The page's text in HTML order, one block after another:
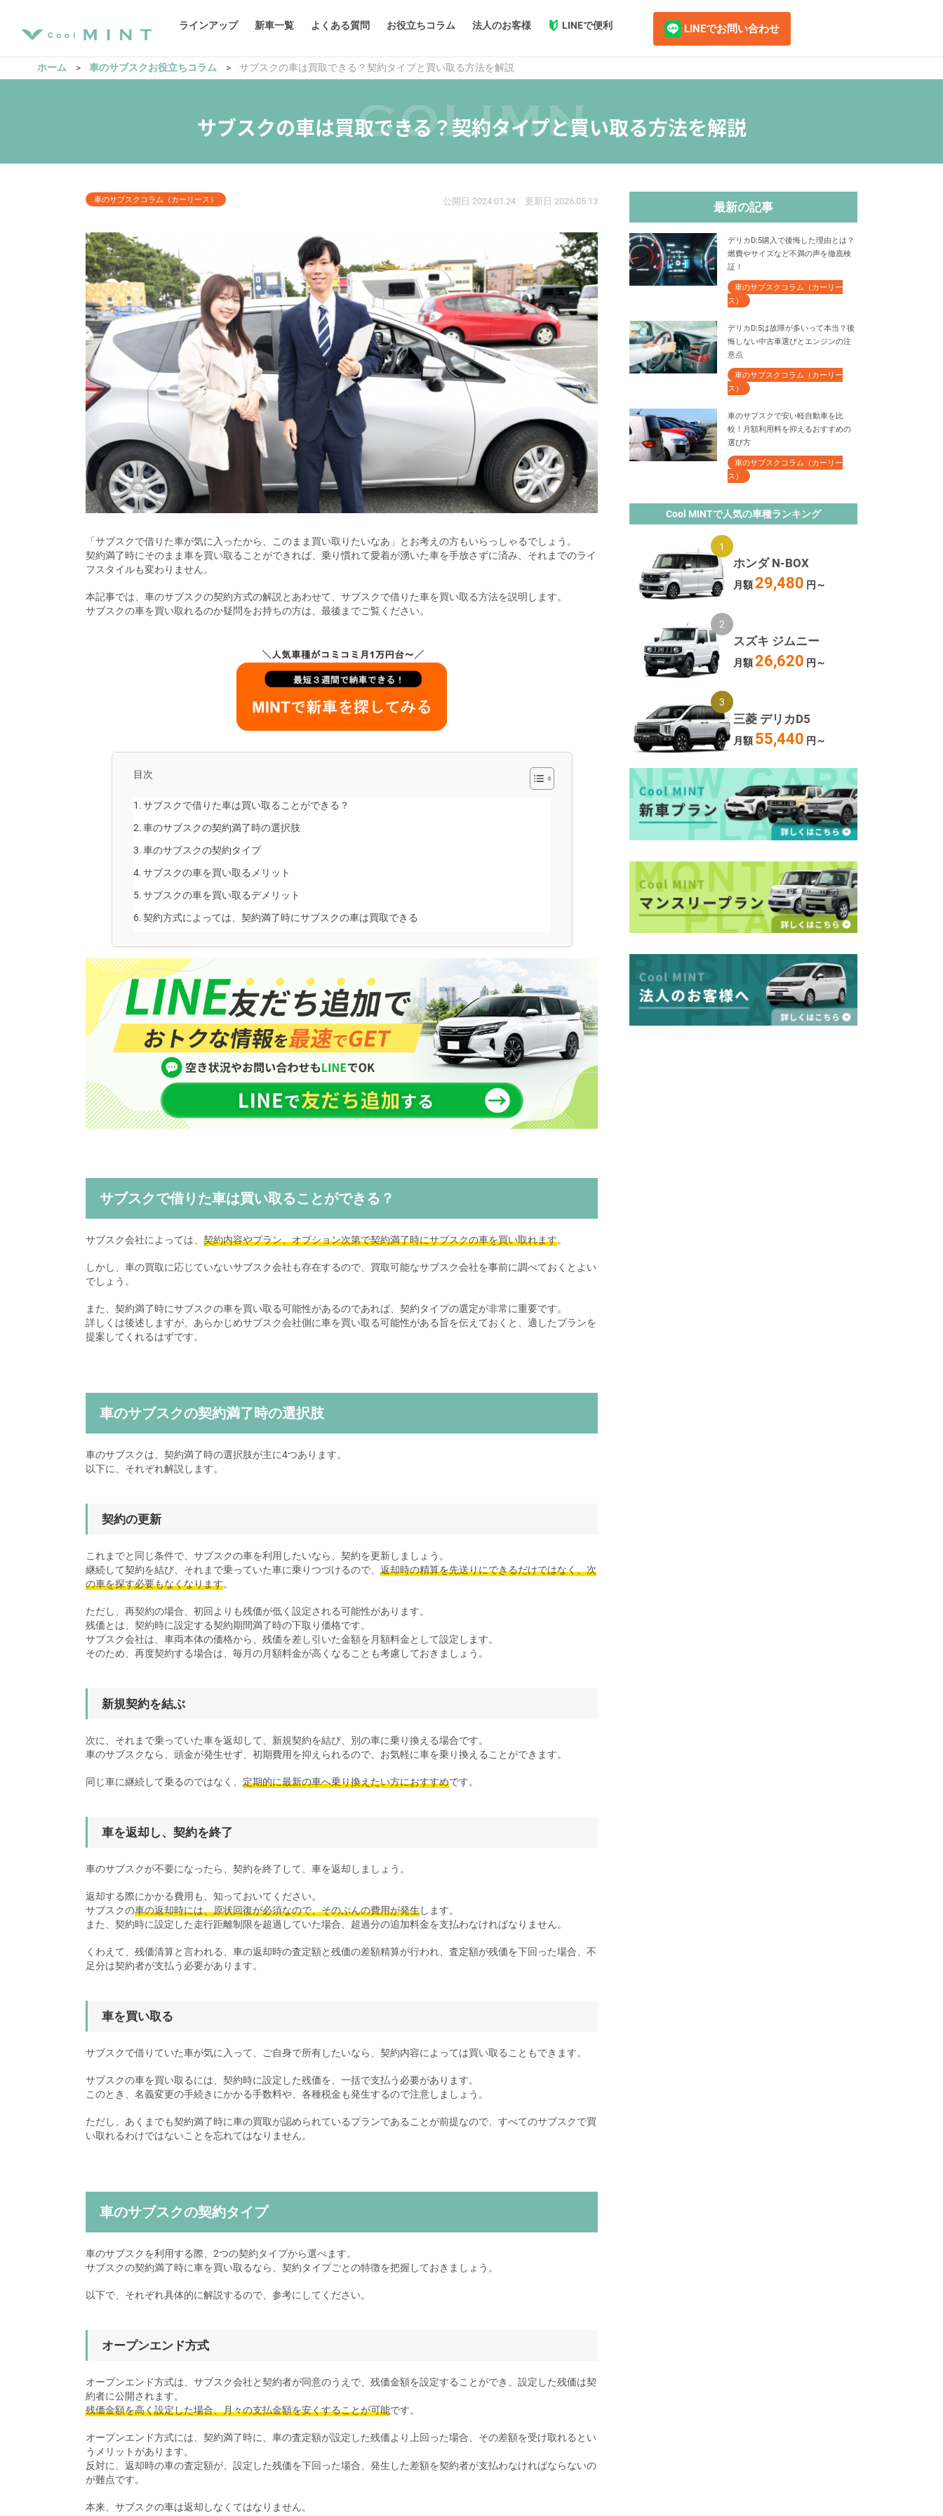
ラインアップ
どこよりもお得に新車に乗れる！
ボーナスなし、残価精算なしの完全定額
プラン詳細を見る
期間を決めずに最短１ヶ月〜今すぐ乗れる！
保険料もコミコミで、いつでも解約可能
プラン詳細を見る ラインアップを見る
新車一覧
タフト フリード ライズ nbox
ヴェゼル ジムニー ハスラー クロスビー
軽自動車 ダイハツ マツダ スズキ
よくある質問 お役立ちコラム 法人のお客様 LINEで便利 LINEでお問い合わせ
ホーム 車のサブスクお役立ちコラム サブスクの車は買取できる？契約タイプと買い取る方法を解説
サブスクの車は買取できる？契約タイプと買い取る方法を解説
車のサブスクコラム（カーリース） 公開日 2024.01.24 更新日 2026.05.13
「サブスクで借りた車が気に入ったから、このまま買い取りたいなあ」とお考えの方もいらっしゃるでしょう。
契約満了時にそのまま車を買い取ることができれば、乗り慣れて愛着が湧いた車を手放さずに済み、それまでのライ
フスタイルも変わりません。
本記事では、車のサブスクの契約方式の解説とあわせて、サブスクで借りた車を買い取る方法を説明します。
サブスクの車を買い取れるのか疑問をお持ちの方は、最後までご覧ください。
目次
サブスクで借りた車は買い取ることができる？
車のサブスクの契約満了時の選択肢
車のサブスクの契約タイプ
サブスクの車を買い取るメリット
サブスクの車を買い取るデメリット
契約方式によっては、契約満了時にサブスクの車は買取できる
サブスクで借りた車は買い取ることができる？
サブスク会社によっては、 契約内容やプラン、オプション次第で契約満了時にサブスクの車を買い取れます。
しかし、車の買取に応じていないサブスク会社も存在するので、買取可能なサブスク会社を事前に調べておくとよい
でしょう。
また、契約満了時にサブスクの車を買い取る可能性があるのであれば、契約タイプの選定が非常に重要です。
詳しくは後述しますが、あらかじめサブスク会社側に車を買い取る可能性がある旨を伝えておくと、適したプランを
提案してくれるはずです。
車のサブスクの契約満了時の選択肢
車のサブスクは、契約満了時の選択肢が主に4つあります。
以下に、それぞれ解説します。
契約の更新
これまでと同じ条件で、サブスクの車を利用したいなら、契約を更新しましょう。
継続して契約を結び、それまで乗っていた車に乗りつづけるので、 返却時の精算を先送りにできるだけではなく、次
の車を探す必要もなくなります。
ただし、再契約の場合、初回よりも残価が低く設定される可能性があります。
残価とは、契約時に設定する契約期間満了時の下取り価格です。
サブスク会社は、車両本体の価格から、残価を差し引いた金額を月額料金として設定します。
そのため、再度契約する場合は、毎月の月額料金が高くなることも考慮しておきましょう。
新規契約を結ぶ
次に、それまで乗っていた車を返却して、新規契約を結び、別の車に乗り換える場合です。
車のサブスクなら、頭金が発生せず、初期費用を抑えられるので、お気軽に車を乗り換えることができます。
同じ車に継続して乗るのではなく、 定期的に最新の車へ乗り換えたい方におすすめです。
車を返却し、契約を終了
車のサブスクが不要になったら、契約を終了して、車を返却しましょう。
返却する際にかかる費用も、知っておいてください。
サブスクの車の返却時には、原状回復が必須なので、そのぶんの費用が発生します。
また、契約時に設定した走行距離制限を超過していた場合、超過分の追加料金を支払わなければなりません。
くわえて、残価清算と言われる、車の返却時の査定額と残価の差額精算が行われ、査定額が残価を下回った場合、不
足分は契約者が支払う必要があります。
車を買い取る
サブスクで借りていた車が気に入って、ご自身で所有したいなら、契約内容によっては買い取ることもできます。
サブスクの車を買い取るには、契約時に設定した残価を、一括で支払う必要があります。
このとき、名義変更の手続きにかかる手数料や、各種税金も発生するので注意しましょう。
ただし、あくまでも契約満了時に車の買取が認められているプランであることが前提なので、すべてのサブスクで買
い取れるわけではないことを忘れてはなりません。
車のサブスクの契約タイプ
車のサブスクを利用する際、2つの契約タイプから選べます。
サブスクの契約満了時に車を買い取るなら、契約タイプごとの特徴を把握しておきましょう。
以下で、それぞれ具体的に解説するので、参考にしてください。
オープンエンド方式
オープンエンド方式は、サブスク会社と契約者が同意のうえで、残価金額を設定することができ、設定した残価は契
約者に公開されます。
残価金額を高く設定した場合、月々の支払金額を安くすることが可能です。
オープンエンド方式には、契約満了時に、車の査定額が設定した残価より上回った場合、その差額を受け取れるとい
うメリットがあります。
反対に、返却時の車の査定額が、設定した残価を下回った場合、発生した差額を契約者が支払わなければならないの
が難点です。
本来、サブスクの車は返却しなくてはなりません。
最新の記事
デリカD:5購入で後悔した理由とは？
燃費やサイズなど不満の声を徹底検
証！
車のサブスクコラム（カーリー
ス）
デリカD:5は故障が多いって本当？後
悔しない中古車選びとエンジンの注
意点
車のサブスクコラム（カーリー
ス）
車のサブスクで安い軽自動車を比
較！月額利用料を抑えるおすすめの
選び方
車のサブスクコラム（カーリー
ス）
Cool MINTで人気の車種ランキング
ホンダ N-BOX
月額29,480 円～
スズキ ジムニー
月額26,620 円～
三菱 デリカD5
月額 55,440 円～